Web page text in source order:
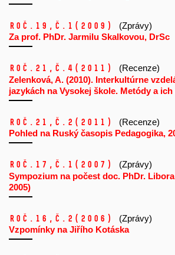
Roč.19, č.1 (2009)
(Zprávy)
Za prof. PhDr. Jarmilu Skalkovou, DrSc
Roč.21, č.4 (2011)
(Recenze)
Zelenková, A. (2010). Interkultúrne
jazykách na Vysokej škole. Metódy a
Roč.21, č.2 (2011)
(Recenze)
Pohled na Ruský časopis Pedagogika,
Roč.17, č.1 (2007)
(Zprávy)
Sympozium na počest doc. PhDr. Libora
2005)
Roč.16, č.2 (2006)
(Zprávy)
Vzpomínky na Jiřího Kotáska